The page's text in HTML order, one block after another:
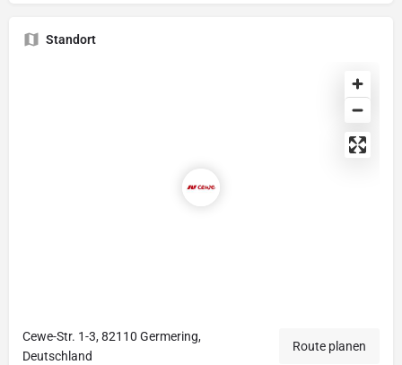
Standort
Cewe-Str. 1-3, 82110 Germering,
Deutschland
Route planen